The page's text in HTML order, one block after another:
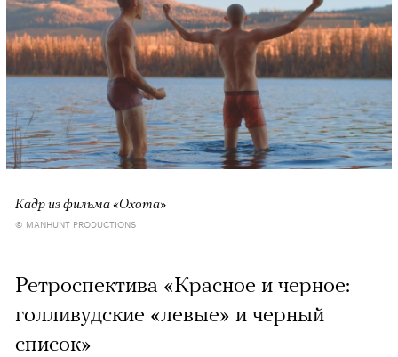
Кадр из фильма «Охота»
© MANHUNT PRODUCTIONS
Ретроспектива «Красное и черное:
голливудские «левые» и черный
список»